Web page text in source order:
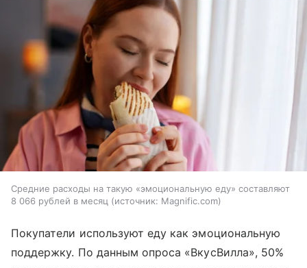
Средние расходы на такую «эмоциональную еду» составляют
8 066 рублей в месяц
источник: Magnific.com
Покупатели используют еду как эмоциональную
поддержку. По данным опроса «ВкусВилла», 50%